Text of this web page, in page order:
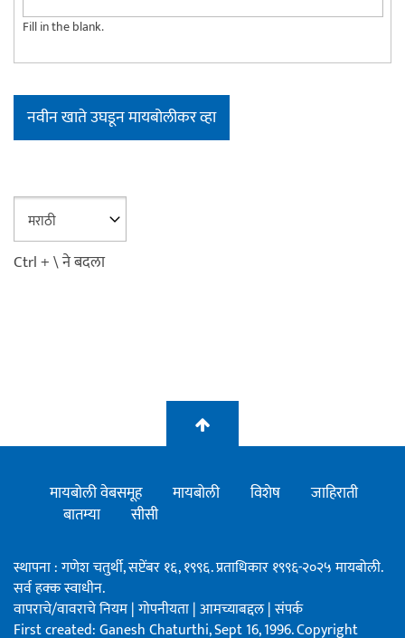
Fill in the blank.
Ctrl + \ ने बदला
मायबोली वेबसमूह मायबोली विशेष
जाहिराती
बातम्या
सीसी
स्थापना : गणेश चतुर्थी, सप्टेंबर १६, १९९६. प्रताधिकार १९९६-२०२५ मायबोली.
सर्व हक्क स्वाधीन.
वापराचे/वावराचे नियम|गोपनीयता|आमच्याबद्दल|संपर्क
First created: Ganesh Chaturthi, Sept 16, 1996. Copyright